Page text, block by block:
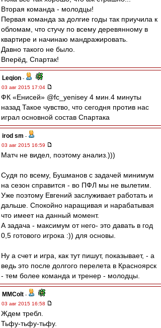
Вторая команда - молодцы!
Первая команда за долгие годы так приучила к
обломам, что стучу по всему деревянному в
квартире и начинаю мандражировать.
Давно такого не было.
Вперёд, Спартак!
Leqion -
03 авг 2015 17:04
ФК «Енисей» @fc_yenisey 4 мин.4 минуты
назад Такое чувство, что сегодня против нас
играл основной состав Спартака
irod sm -
03 авг 2015 16:59
Матч не видел, поэтому анализ.)))
Судя по всему, Бушманов с задачей минимум
на сезон справится - во ПФЛ мы не вылетим.
Уже поэтому Евгений заслуживает работать и
дальше. Спокойно наращивая и нарабатывая
что имеет на данный момент.
А задача - максимум от него- это давать в год
0,5 готового игрока :)) для основы.
Ну а счет и игра, как тут пишут, показывает, - а
ведь это после долгого перелета в Красноярск
- тем более команда и тренер - молодцы.
MMColt -
03 авг 2015 16:58
Ждем требл.
Тьфу-тьфу-тьфу.